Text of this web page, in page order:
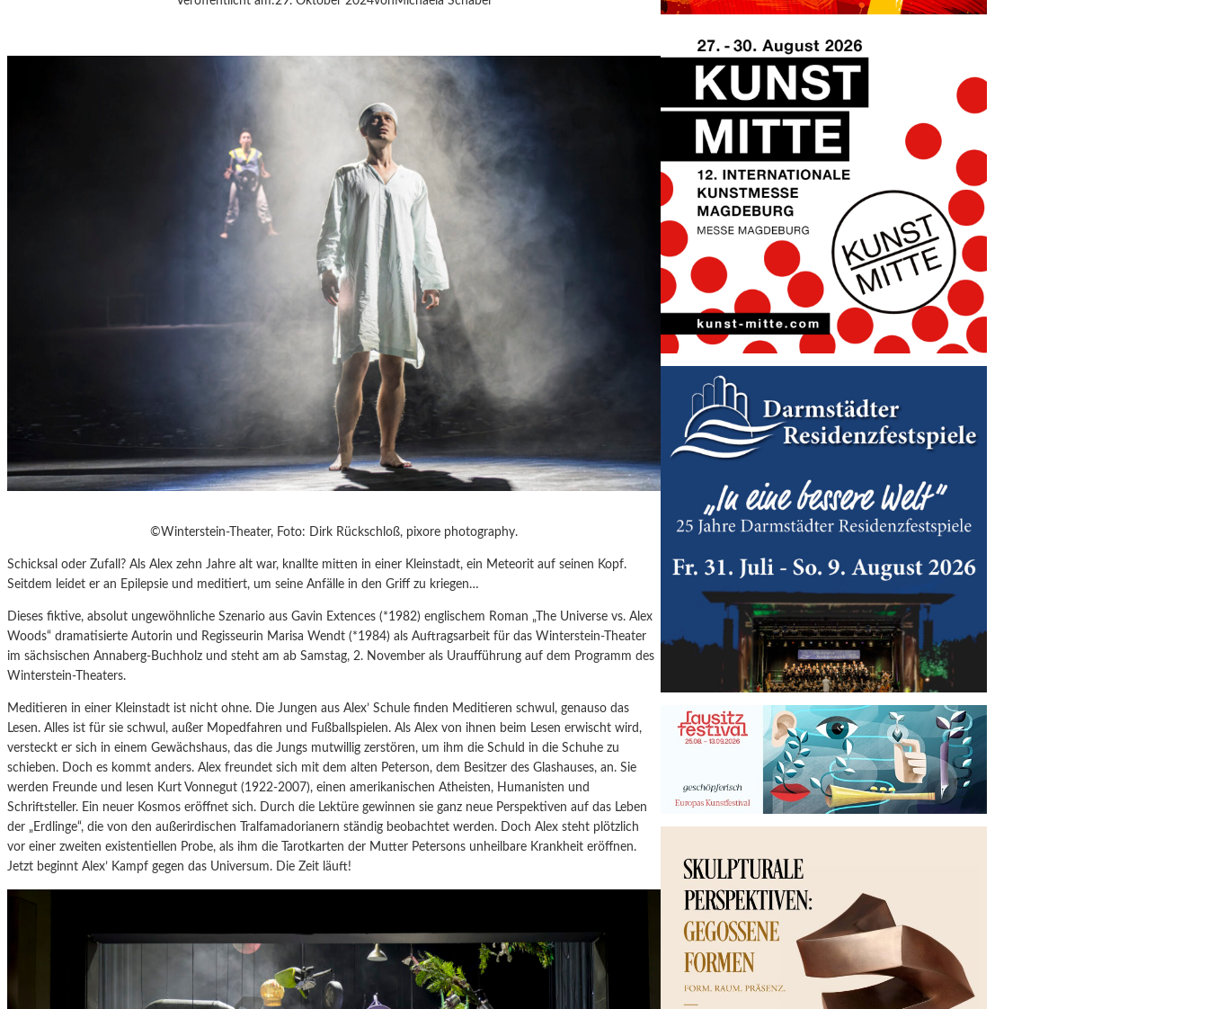
©Winterstein-Theater, Foto: Dirk Rückschloß, pixore photography.
Schicksal oder Zufall? Als Alex zehn Jahre alt war, knallte mitten in einer Kleinstadt, ein Meteorit auf seinen Kopf.
Seitdem leidet er an Epilepsie und meditiert, um seine Anfälle in den Griff zu kriegen…
Dieses fiktive, absolut ungewöhnliche Szenario aus Gavin Extences (*1982) englischem Roman „The Universe vs. Alex
Woods“ dramatisierte Autorin und Regisseurin Marisa Wendt (*1984) als Auftragsarbeit für das Winterstein-Theater
im sächsischen Annaberg-Buchholz und steht am ab Samstag, 2. November als Uraufführung auf dem Programm des
Winterstein-Theaters.
Meditieren in einer Kleinstadt ist nicht ohne. Die Jungen aus Alex’ Schule finden Meditieren schwul, genauso das
Lesen. Alles ist für sie schwul, außer Mopedfahren und Fußballspielen. Als Alex von ihnen beim Lesen erwischt wird,
versteckt er sich in einem Gewächshaus, das die Jungs mutwillig zerstören, um ihm die Schuld in die Schuhe zu
schieben. Doch es kommt anders. Alex freundet sich mit dem alten Peterson, dem Besitzer des Glashauses, an. Sie
werden Freunde und lesen Kurt Vonnegut (1922-2007), einen amerikanischen Atheisten, Humanisten und
Schriftsteller. Ein neuer Kosmos eröffnet sich. Durch die Lektüre gewinnen sie ganz neue Perspektiven auf das Leben
der „Erdlinge“, die von den außerirdischen Tralfamadorianern ständig beobachtet werden. Doch Alex steht plötzlich
vor einer zweiten existentiellen Probe, als ihm die Tarotkarten der Mutter Petersons unheilbare Krankheit eröffnen.
Jetzt beginnt Alex’ Kampf gegen das Universum. Die Zeit läuft!